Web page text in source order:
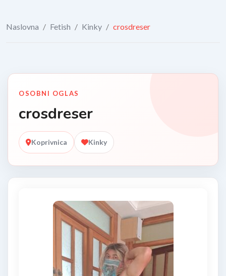
Naslovna / Fetish / Kinky / crosdreser
OSOBNI OGLAS
crosdreser
Koprivnica Kinky